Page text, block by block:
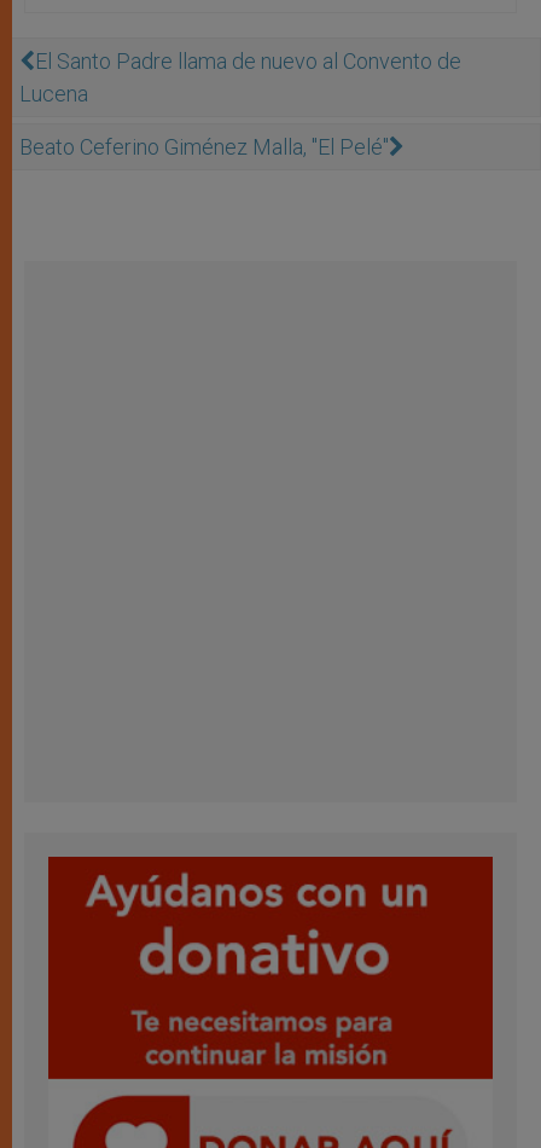
El Santo Padre llama de nuevo al Convento de
Lucena
Beato Ceferino Giménez Malla, "El Pelé"